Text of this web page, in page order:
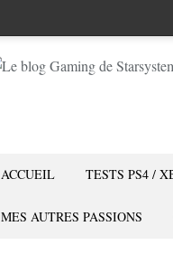
ACCUEIL TESTS PS4 /
MES AUTRES PASSIONS